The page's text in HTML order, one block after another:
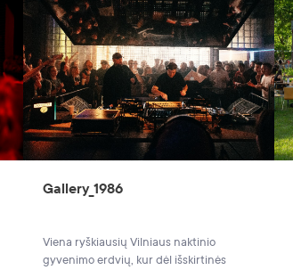
Gallery_1986
Viena ryškiausių Vilniaus naktinio
gyvenimo erdvių, kur dėl išskirtinės